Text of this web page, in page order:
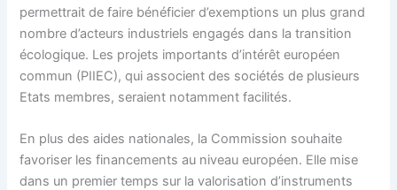
permettrait de faire bénéficier d’exemptions un plus grand
nombre d’acteurs industriels engagés dans la transition
écologique. Les projets importants d’intérêt européen
commun (PIIEC), qui associent des sociétés de plusieurs
Etats membres, seraient notamment facilités.
En plus des aides nationales, la Commission souhaite
favoriser les financements au niveau européen. Elle mise
dans un premier temps sur la valorisation d’instruments